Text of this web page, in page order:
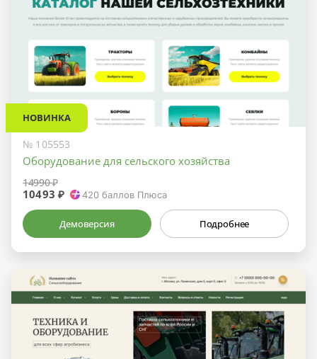
НОВИНКА
№ 105553
Оборудование для сельского хозяйства
14990 ₽
10493 ₽ 420 баллов Плюса
Демоверсия Подробнее